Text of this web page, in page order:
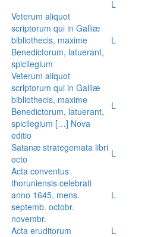
L
Veterum aliquot
scriptorum qui in Galliæ
bibliothecis, maxime
Benedictorum, latuerant,
spicilegium
L
Veterum aliquot
scriptorum qui in Galliæ
bibliothecis, maxime
Benedictorum, latuerant,
spicilegium […] Nova
editio
L
Satanæ strategemata libri
octo
L
Acta conventus
thoruniensis celebrati
anno 1645, mens.
septemb. octobr.
novembr.
L
Acta eruditorum
L